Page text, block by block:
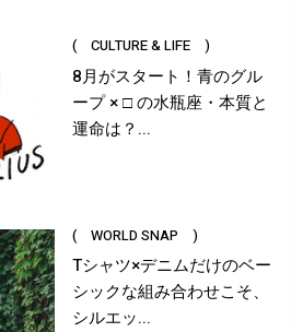
( CULTURE & LIFE )
8月がスタート！青のグル
ープ × □ の水瓶座・本質と
運命は？...
( WORLD SNAP )
Tシャツ×デニムだけのベー
シックな組み合わせこそ、
シルエッ...